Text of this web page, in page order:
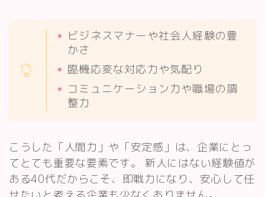
ビジネスマナーや社会人経験の豊
かさ
臨機応変な対応力や気配り
コミュニケーション力や職場の調
整力
こうした「人間力」や「安定感」は、企業にとっ
てとても重要な要素です。 新人にはない経験値が
ある40代だからこそ、即戦力になり、安心して任